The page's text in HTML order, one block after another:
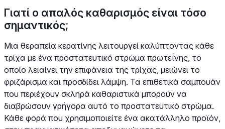
Γιατί ο απαλός καθαρισμός είναι τόσο
σημαντικός;
Μια θεραπεία κερατίνης λειτουργεί καλύπτοντας κάθε
τρίχα με ένα προστατευτικό στρώμα πρωτεΐνης, το
οποίο λειαίνει την επιφάνεια της τρίχας, μειώνει το
φριζάρισμα και προσδίδει λάμψη. Τα επιθετικά σαμπουάν
που περιέχουν σκληρά καθαριστικά μπορούν να
διαβρώσουν γρήγορα αυτό το προστατευτικό στρώμα.
Κάθε φορά που χρησιμοποιείτε ένα ακατάλληλο προϊόν,